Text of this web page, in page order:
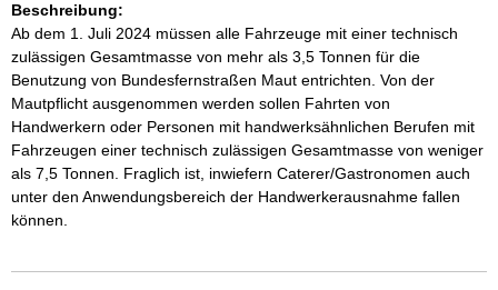
Beschreibung:
Ab dem 1. Juli 2024 müssen alle Fahrzeuge mit einer technisch
zulässigen Gesamtmasse von mehr als 3,5 Tonnen für die
Benutzung von Bundesfernstraßen Maut entrichten. Von der
Mautpflicht ausgenommen werden sollen Fahrten von
Handwerkern oder Personen mit handwerksähnlichen Berufen mit
Fahrzeugen einer technisch zulässigen Gesamtmasse von weniger
als 7,5 Tonnen. Fraglich ist, inwiefern Caterer/Gastronomen auch
unter den Anwendungsbereich der Handwerkerausnahme fallen
können.